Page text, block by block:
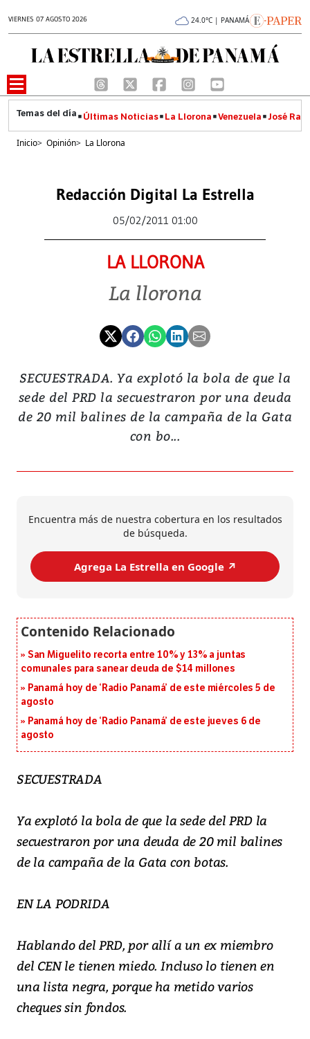
VIERNES 07 AGOSTO 2026 24.0°C | PANAMÁ
Últimas Noticias La Llorona Venezuela José
Inicio> Opinión> La Llorona
Redacción Digital La Estrella
05/02/2011 01:00
LA LLORONA
La llorona
SECUESTRADA. Ya explotó la bola de que la
sede del PRD la secuestraron por una deuda
de 20 mil balines de la campaña de la Gata
con bo...
Encuentra más de nuestra cobertura en los resultados
de búsqueda.
Agrega La Estrella en Google ↗️
San Miguelito recorta entre 10% y 13% a juntas
comunales para sanear deuda de $14 millones
Panamá hoy de ‘Radio Panamá’ de este miércoles 5 de
agosto
Panamá hoy de ‘Radio Panamá’ de este jueves 6 de
agosto
SECUESTRADA
Ya explotó la bola de que la sede del PRD la
secuestraron por una deuda de 20 mil balines
de la campaña de la Gata con botas.
EN LA PODRIDA
Hablando del PRD, por allí a un ex miembro
del CEN le tienen miedo. Incluso lo tienen en
una lista negra, porque ha metido varios
cheques sin fondos.